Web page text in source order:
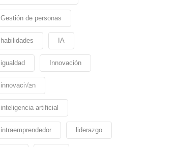
Gestión de personas
habilidades IA
igualdad Innovación
innovaci√≥n
inteligencia artificial
intraemprendedor liderazgo